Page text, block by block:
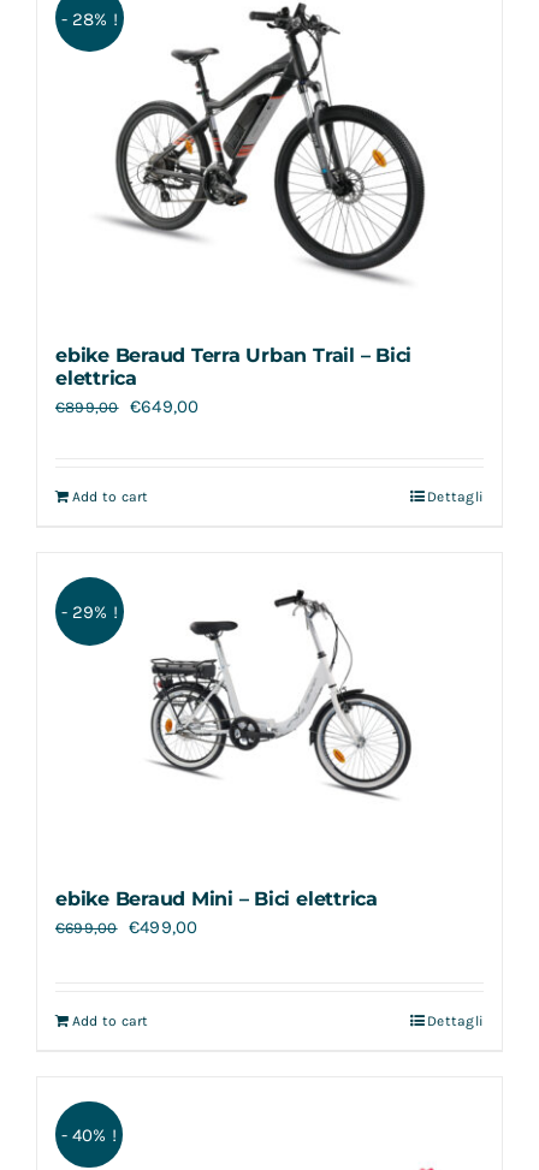
- 28% !
ebike Beraud Terra Urban Trail – Bici
elettrica
€899,00 €649,00
Add to cart Dettagli
- 29% !
ebike Beraud Mini – Bici elettrica
€699,00 €499,00
Add to cart Dettagli
- 40% !